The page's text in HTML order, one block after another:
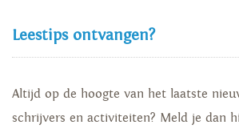
Leestips ontvangen?
Altijd op de hoogte van het laatste
schrijvers en activiteiten? Meld je dan